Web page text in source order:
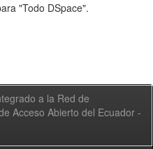
"Todo DSpace".
a la Red de
Acceso Abierto del Ecuador -